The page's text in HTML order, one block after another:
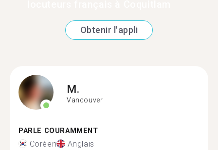
Obtenir l'appli
M.
Vancouver
PARLE COURAMMENT
Coréen Anglais